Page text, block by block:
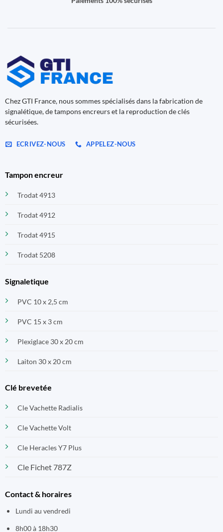
Chez GTI France, nous sommes spécialisés dans la fabrication de
signalétique, de tampons encreurs et la reproduction de clés
sécurisées.
ECRIVEZ-NOUS APPELEZ-NOUS
Tampon encreur
Trodat 4913
Trodat 4912
Trodat 4915
Trodat 5208
Signaletique
PVC 10 x 2,5 cm
PVC 15 x 3 cm
Plexiglace 30 x 20 cm
Laiton 30 x 20 cm
Clé brevetée
Cle Vachette Radialis
Cle Vachette Volt
Cle Heracles Y7 Plus
Cle Fichet 787Z
Contact & horaires
Lundi au vendredi
8h00 à 18h30